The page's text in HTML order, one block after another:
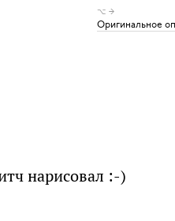
⌥ →
Оригинальное
нарисовал :-)